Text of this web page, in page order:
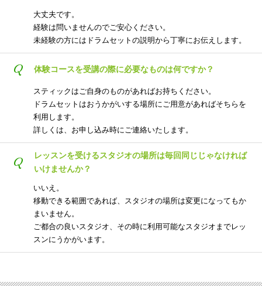
大丈夫です。
経験は問いませんのでご安心ください。
未経験の方にはドラムセットの説明から丁寧にお伝えします。
Q 体験コースを受講の際に必要なものは何ですか？
スティックはご自身のものがあればお持ちください。
ドラムセットはおうかがいする場所にご用意があればそちらを
利用します。
詳しくは、お申し込み時にご連絡いたします。
Q
レッスンを受けるスタジオの場所は毎回同じじゃなければ
いけませんか？
いいえ。
移動できる範囲であれば、スタジオの場所は変更になってもか
まいません。
ご都合の良いスタジオ、その時に利用可能なスタジオまでレッ
スンにうかがいます。